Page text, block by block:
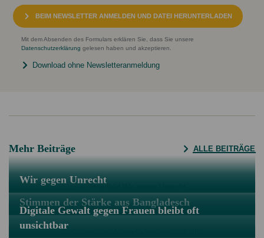
BEIM NEWSLETTER ANMELDEN UND DATEI HERUNTERLADEN
Mit dem Absenden des Formulars erklären Sie, dass Sie unsere
Datenschutzerklärung gelesen haben und akzeptieren.
Download ohne Newsletteranmeldung
Mehr Beiträge ALLE BEITRÄGE
Wir gegen Unrecht
Stimmen der Stärke aus Bangladesch
Digitale Gewalt gegen Frauen bleibt oft
unsichtbar